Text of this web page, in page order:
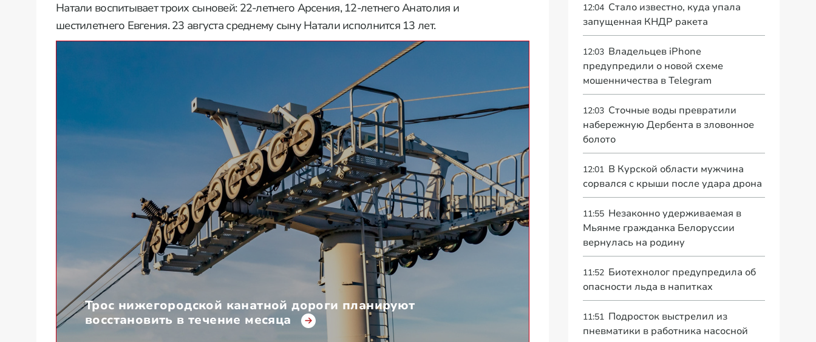
Натали воспитывает троих сыновей: 22-летнего Арсения, 12-летнего Анатолия и
шестилетнего Евгения. 23 августа среднему сыну Натали исполнится 13 лет.
Трос нижегородской канатной дороги планируют
восстановить в течение месяца
12:04 Стало известно, куда упала
запущенная КНДР ракета
12:03 Владельцев iPhone
предупредили о новой схеме
мошенничества в Telegram
12:03 Сточные воды превратили
набережную Дербента в зловонное
болото
12:01 В Курской области мужчина
сорвался с крыши после удара дрона
11:55 Незаконно удерживаемая в
Мьянме гражданка Белоруссии
вернулась на родину
11:52 Биотехнолог предупредила об
опасности льда в напитках
11:51 Подросток выстрелил из
пневматики в работника насосной